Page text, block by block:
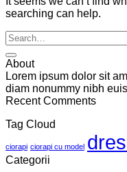
searching can help.
About
Lorem ipsum dolor sit
diam nonummy nibh
Recent Comments
Tag Cloud
ciorapi ciorapi cu model
Categorii